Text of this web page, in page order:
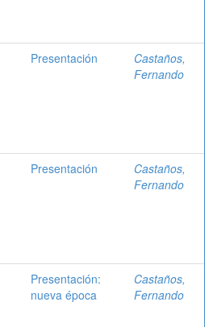
Presentación
Castaños,
Fernando
Presentación
Castaños,
Fernando
Presentación:
nueva época
Castaños,
Fernando